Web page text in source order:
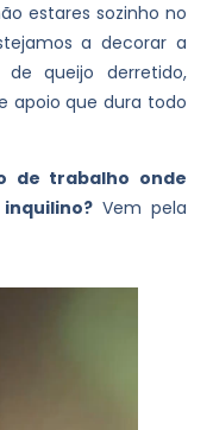
estares sozinho no
a decorar a
queijo derretido,
apoio que dura todo
de trabalho onde
Vem pela